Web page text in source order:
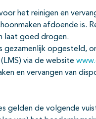
het reinigen en
afdoende is.
laat goed drogen.
gezamenlijk opgesteld,
via de website
en vervangen van
gelden de volgende